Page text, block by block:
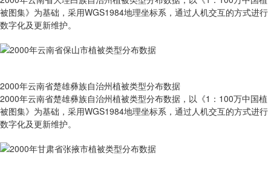
被图集》为基础，采用WGS1984地理坐标系，通过人机交互的方式进行
数字化及更新维护。
2000年云南省楚雄彝族自治州植被类型分布数据
2000年云南省楚雄彝族自治州植被类型分布数据，以《1：100万中国植
被图集》为基础，采用WGS1984地理坐标系，通过人机交互的方式进行
数字化及更新维护。